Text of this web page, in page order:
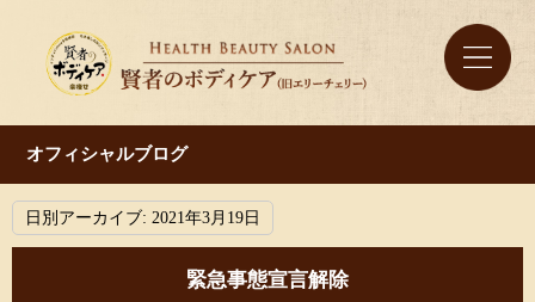
オフィシャルブログ
日別アーカイブ: 2021年3月19日
緊急事態宣言解除